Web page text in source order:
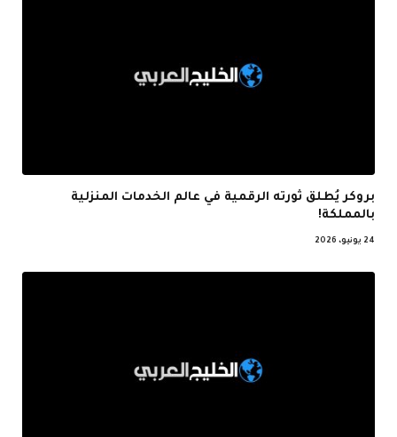
بروكر يُطلق ثورته الرقمية في عالم الخدمات المنزلية
بالمملكة!
24 يونيو، 2026